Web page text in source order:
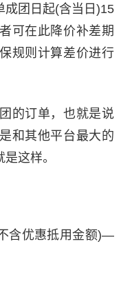
成团日起(含当日)15
可在此降价补差期
规则计算差价进行
的订单，也就是说
和其他平台最大的
这样。
含优惠抵用金额)—